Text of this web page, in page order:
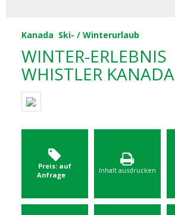
Kanada Ski- / Winterurlaub
WINTER-ERLEBNIS
WHISTLER KANADA
Preis: auf
Anfrage
Inhalt ausdrucken